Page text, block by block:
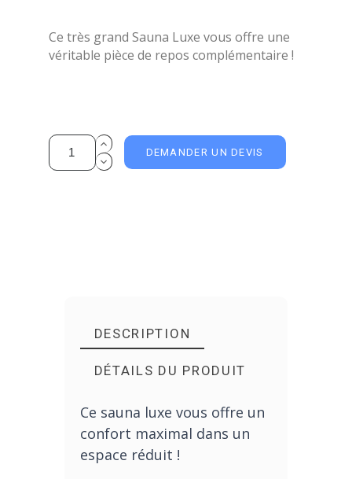
Ce très grand Sauna Luxe vous offre une
véritable pièce de repos complémentaire !
DEMANDER UN DEVIS
DESCRIPTION
DÉTAILS DU PRODUIT
Ce sauna luxe vous offre un
confort maximal dans un
espace réduit !